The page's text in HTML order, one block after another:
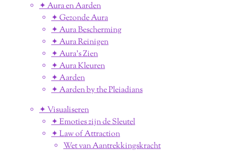
✦ Aura en Aarden
✦ Gezonde Aura
✦ Aura Bescherming
✦ Aura Reinigen
✦ Aura's Zien
✦ Aura Kleuren
✦ Aarden
✦ Aarden by the Pleiadians
✦ Visualiseren
✦ Emoties zijn de Sleutel
✦ Law of Attraction
Wet van Aantrekkingskracht